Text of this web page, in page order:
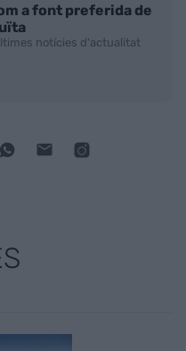
a font preferida de
notícies d'actualitat